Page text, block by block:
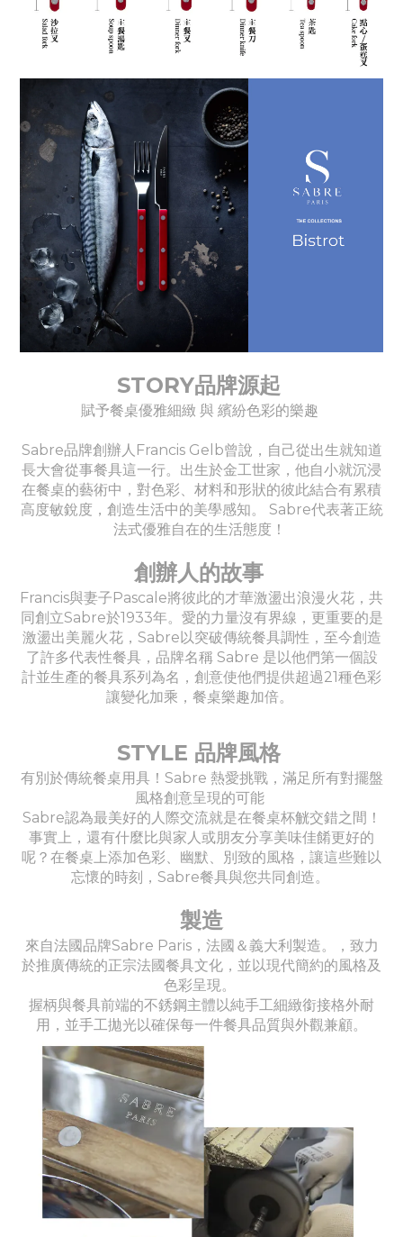
STORY品牌源起
賦予餐桌優雅細緻 與 繽紛色彩的樂趣
Sabre品牌創辦人Francis Gelb曾說，自己從出生就知道
長大會從事餐具這一行。出生於金工世家，他自小就沉浸
在餐桌的藝術中，對色彩、材料和形狀的彼此結合有累積
高度敏銳度，創造生活中的美學感知。 Sabre代表著正統
法式優雅自在的生活態度！
創辦人的故事
Francis與妻子Pascale將彼此的才華激盪出浪漫火花，共
同創立Sabre於1933年。愛的力量沒有界線，更重要的是
激盪出美麗火花，Sabre以突破傳統餐具調性，至今創造
了許多代表性餐具，品牌名稱 Sabre 是以他們第一個設
計並生產的餐具系列為名，創意使他們提供超過21種色彩
讓變化加乘，餐桌樂趣加倍。
STYLE 品牌風格
有別於傳統餐桌用具！Sabre 熱愛挑戰，滿足所有對擺盤
風格創意呈現的可能
Sabre認為最美好的人際交流就是在餐桌杯觥交錯之間！
事實上，還有什麼比與家人或朋友分享美味佳餚更好的
呢？在餐桌上添加色彩、幽默、別致的風格，讓這些難以
忘懷的時刻，Sabre餐具與您共同創造。
製造
來自法國品牌Sabre Paris，法國＆義大利製造。，致力
於推廣傳統的正宗法國餐具文化，並以現代簡約的風格及
色彩呈現。
握柄與餐具前端的不銹鋼主體以純手工細緻銜接格外耐
用，並手工拋光以確保每一件餐具品質與外觀兼顧。